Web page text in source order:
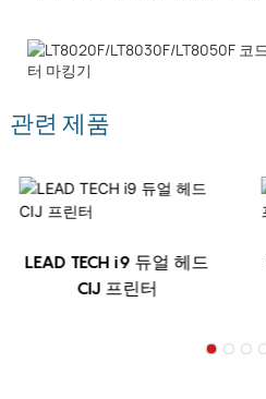
관련 제품
LEAD TECH i9 듀얼 헤드
CIJ 프린터